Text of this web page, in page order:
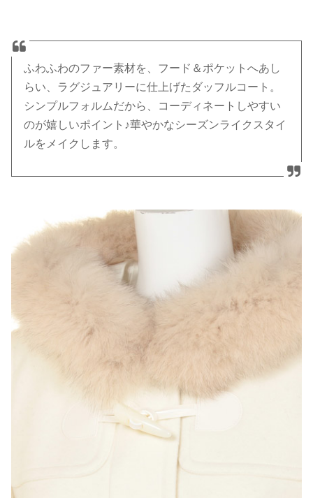
ふわふわのファー素材を、フード＆ポケットへあし
らい、ラグジュアリーに仕上げたダッフルコート。
シンプルフォルムだから、コーディネートしやすい
のが嬉しいポイント♪華やかなシーズンライクスタイ
ルをメイクします。